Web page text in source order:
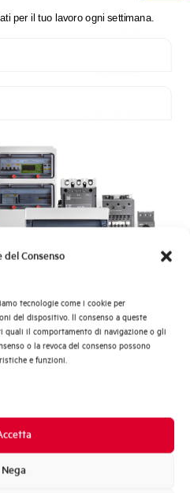
del Consenso
tecnologie come i cookie per
del dispositivo. Il consenso a queste
quali il comportamento di navigazione o gli
o la revoca del consenso possono
e funzioni.
Nega
-25/+55 °C
20.000 manovre
per il tuo lavoro ogni settimana.
di più?